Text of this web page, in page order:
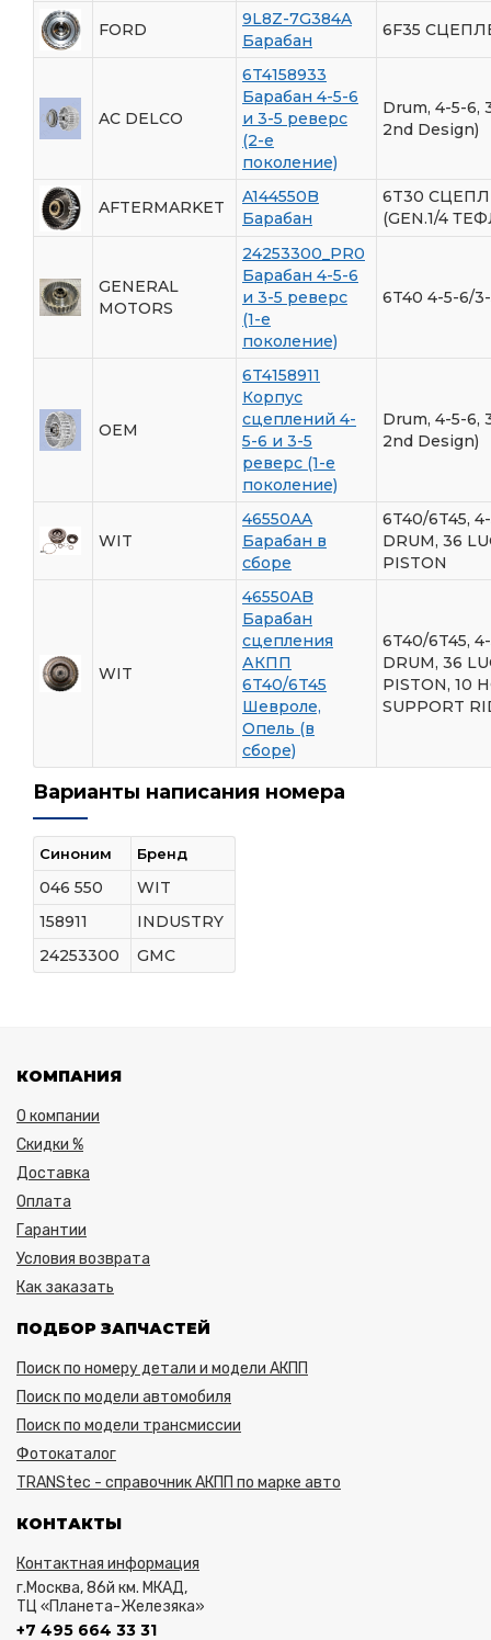
FORD
9L8Z-7G384A
Барабан
6F35
AC DELCO
6T4158933
Барабан 4-5-6
и 3-5 реверс
(2-е
поколение)
Drum, 4-5-6,
2nd Design)
AFTERMARKET
A144550B
Барабан
6T30
(GEN.1/4
GENERAL
MOTORS
24253300_PR0
Барабан 4-5-6
и 3-5 реверс
(1-е
поколение)
6T40 4-5-6/3-
OEM
6T4158911
Корпус
сцеплений 4-
5-6 и 3-5
реверс (1-е
поколение)
Drum, 4-5-6,
2nd Design)
WIT
46550AA
Барабан в
сборе
6T40/6T45,
DRUM, 36
PISTON
WIT
46550AB
Барабан
сцепления
АКПП
6T40/6T45
Шевроле,
Опель (в
сборе)
6T40/6T45,
DRUM, 36
PISTON, 10
SUPPORT
Варианты написания номера
Синоним Бренд
046 550
WIT
158911
INDUSTRY
24253300
GMC
КОМПАНИЯ
О компании
Скидки %
Доставка
Оплата
Гарантии
Условия возврата
Как заказать
ПОДБОР ЗАПЧАСТЕЙ
Поиск по номеру детали и модели АКПП
Поиск по модели автомобиля
Поиск по модели трансмиссии
Фотокаталог
TRANStec - справочник АКПП по марке авто
КОНТАКТЫ
Контактная информация
г.Москва, 86й км. МКАД,
ТЦ «Планета-Железяка»
+7 495 664 33 31